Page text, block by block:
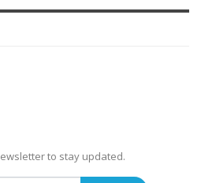
to stay updated.